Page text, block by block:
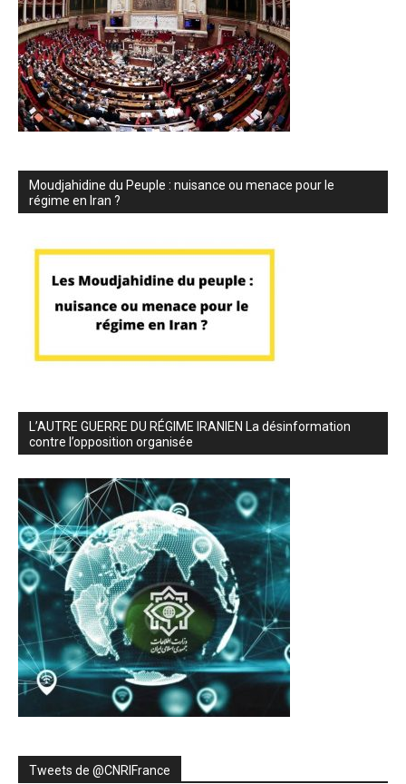
Moudjahidine du Peuple : nuisance ou menace pour le
régime en Iran ?
L’AUTRE GUERRE DU RÉGIME IRANIEN La désinformation
contre l’opposition organisée
Tweets de ‎@CNRIFrance